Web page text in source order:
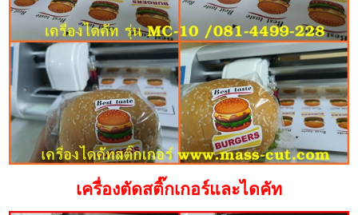
เครื่องตัดสติ๊กเกอร์และไดคัท